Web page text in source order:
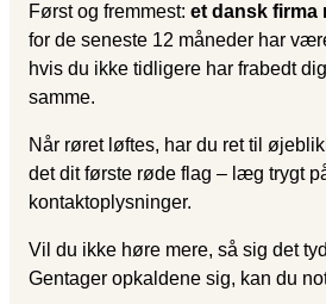
Først og fremmest: et dansk firma
for de seneste 12 måneder har
hvis du ikke tidligere har frabedt
samme.
Når røret løftes, har du ret til
det dit første røde flag – læg trygt
kontaktoplysninger.
Vil du ikke høre mere, så sig det
Gentager opkaldene sig, kan du